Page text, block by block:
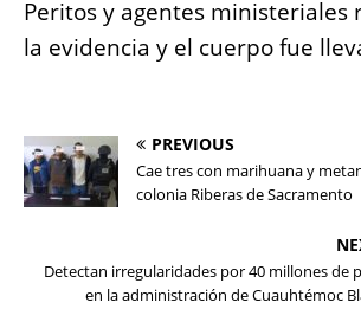
Peritos y agentes ministeriales
la evidencia y el cuerpo fue
PREVIOUS
Cae tres con marihuana y
colonia Riberas de Sacramento
Detectan irregularidades por 40 millones de
en la administración de Cuauhtémoc